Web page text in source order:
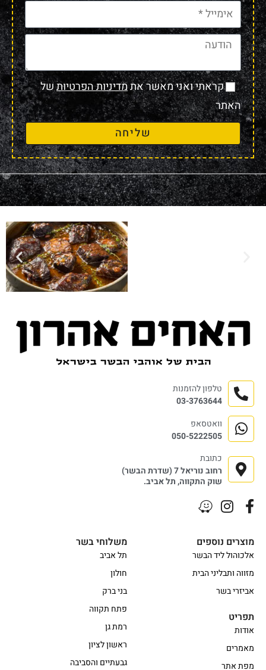
קראתי ואני מאשר אתמדיניות הפרטיותשל
האתר
שליחה
משלוחי בשר
תל אביב
חולון
בני ברק
פתח תקווה
רמת גן
ראשון לציון
גבעתיים והסביבה
מוצרים נוספים
אלכוהול ליד הבשר
מזווה ותבליני הבית
אביזרי בשר
תפריט
אודות
מאמרים
מפת אתר
טלפון להזמנות
03-3763644
וואטסאפ
050-5222505
כתובת
רחוב נוריאל 7 (שדרת הבשר)
שוק התקווה, תל אביב.